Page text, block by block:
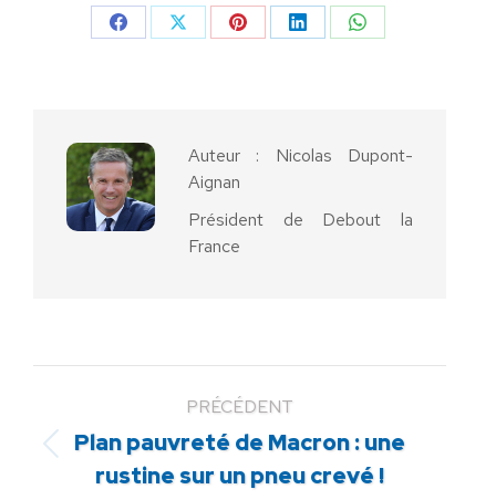
PartagerPartagerPartagerPartagerPartager
Auteur : Nicolas Dupont-
Aignan
Président de Debout la
France
PRÉCÉDENT
Article
précédent
Plan pauvreté de Macron : une
rustine sur un pneu crevé !